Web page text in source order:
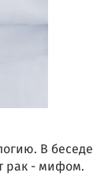
В беседе
рак - мифом.